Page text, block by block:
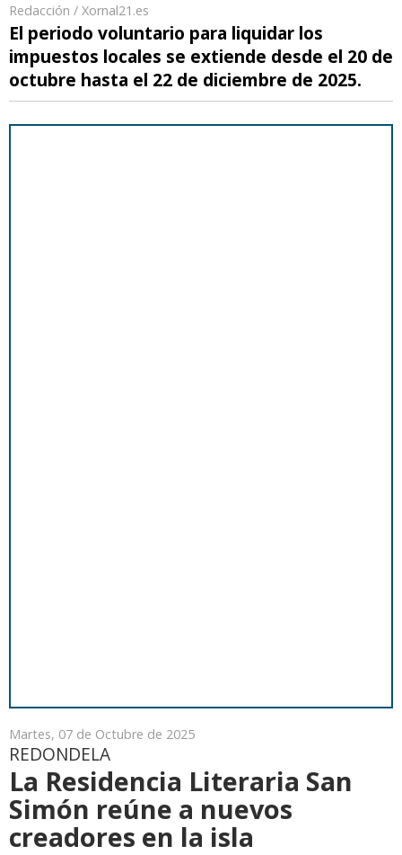
Redacción / Xornal21.es
El periodo voluntario para liquidar los
impuestos locales se extiende desde el 20 de
octubre hasta el 22 de diciembre de 2025.
Martes, 07 de Octubre de 2025
REDONDELA
La Residencia Literaria San
Simón reúne a nuevos
creadores en la isla